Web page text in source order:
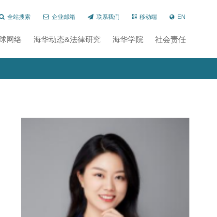
全站搜索 企业邮箱 联系我们 移动端 EN
网络 海华动态&法律研究 海华学院 社会责任